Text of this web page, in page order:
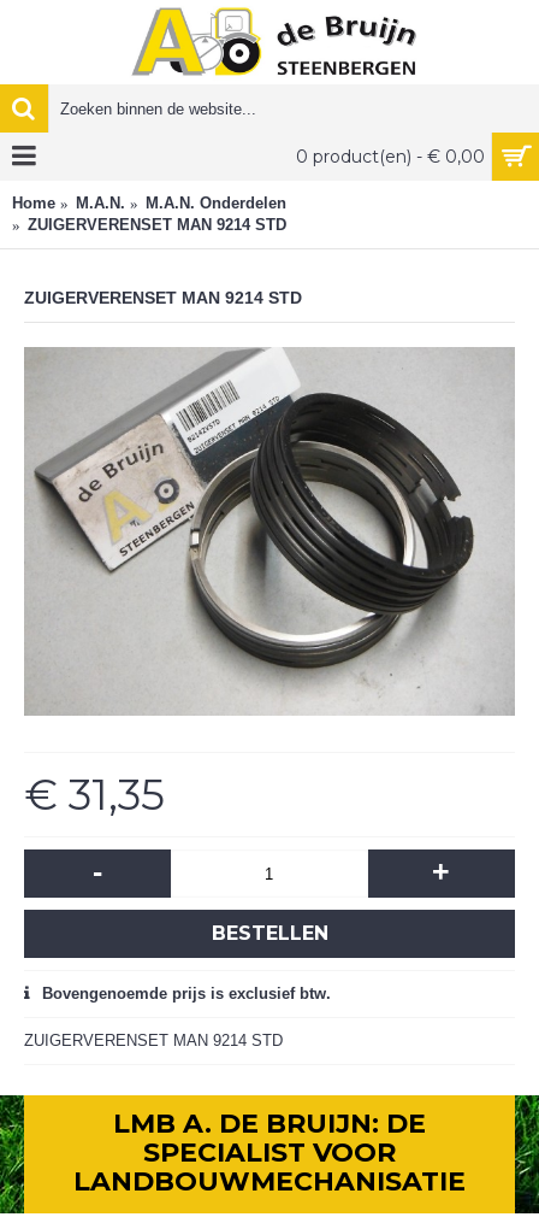
0 product(en) - € 0,00
Home M.A.N.
M.A.N. Onderdelen
ZUIGERVERENSET MAN 9214 STD
ZUIGERVERENSET MAN 9214 STD
€ 31,35
- +
BESTELLEN
Bovengenoemde prijs is exclusief btw.
ZUIGERVERENSET MAN 9214 STD
LMB A. DE BRUIJN: DE
SPECIALIST VOOR
LANDBOUWMECHANISATIE